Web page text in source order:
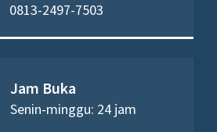
0813-2497-7503
Jam Buka
Senin-minggu: 24 jam